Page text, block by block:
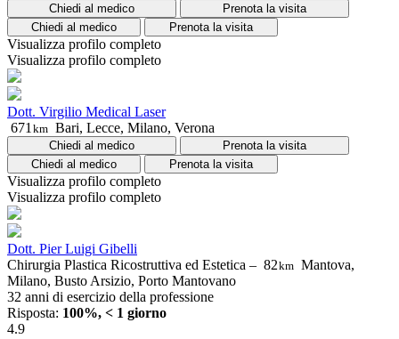
Chiedi al medico
Prenota la visita
Chiedi al medico
Prenota la visita
Visualizza profilo completo
Visualizza profilo completo
Dott. Virgilio Medical Laser
671km Bari, Lecce, Milano, Verona
Chiedi al medico
Prenota la visita
Chiedi al medico
Prenota la visita
Visualizza profilo completo
Visualizza profilo completo
Dott. Pier Luigi Gibelli
Chirurgia Plastica Ricostruttiva ed Estetica – 82km Mantova,
Milano, Busto Arsizio, Porto Mantovano
32 anni di esercizio della professione
Risposta: 100%, < 1 giorno
4.9